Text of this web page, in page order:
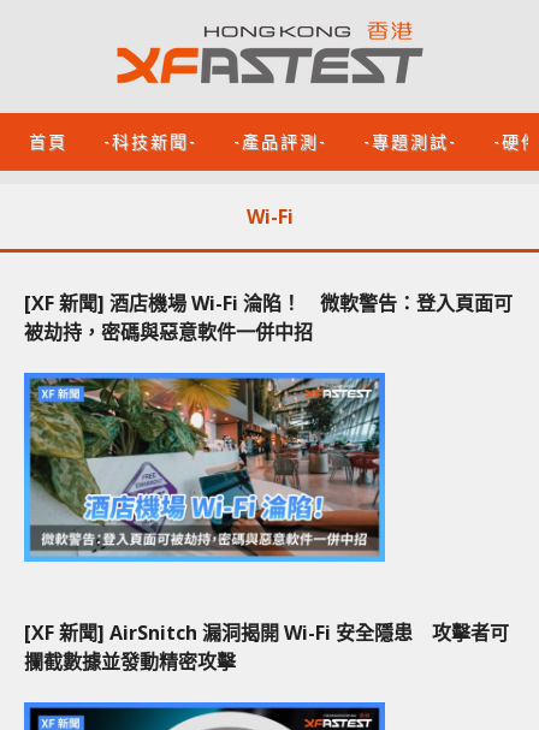
首頁 -科技新聞- -產品評測- -專題測試- -硬
Wi-Fi
[XF 新聞] 酒店機場 Wi-Fi 淪陷！ 微軟警告：登入頁面可
被劫持，密碼與惡意軟件一併中招
[XF 新聞] AirSnitch 漏洞揭開 Wi-Fi 安全隱患 攻擊者可
攔截數據並發動精密攻擊